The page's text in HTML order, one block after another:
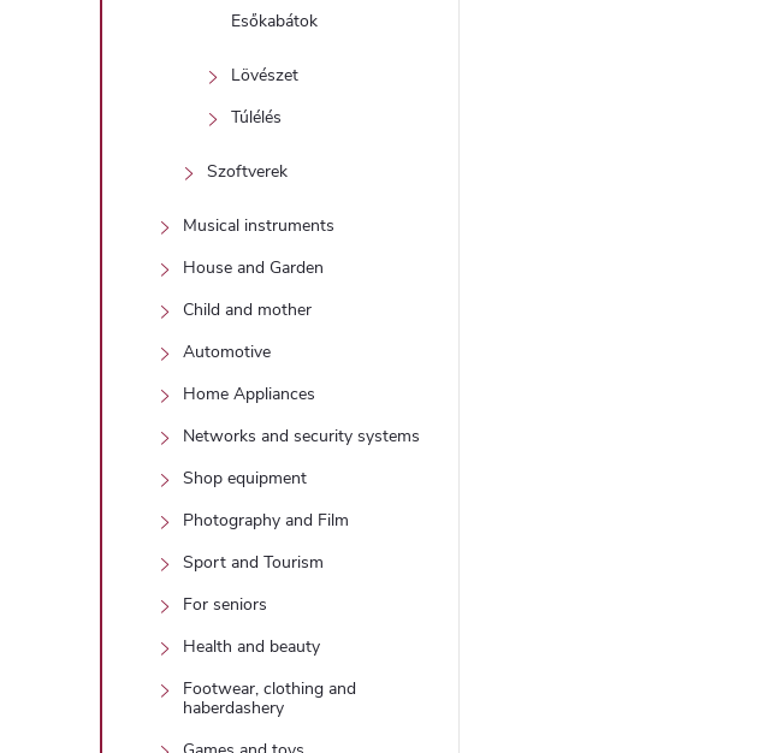
Esőkabátok
Lövészet
Túlélés
Szoftverek
Musical instruments
House and Garden
Child and mother
Automotive
Home Appliances
Networks and security systems
Shop equipment
Photography and Film
Sport and Tourism
For seniors
Health and beauty
Footwear, clothing and
haberdashery